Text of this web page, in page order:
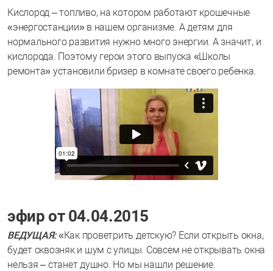
Кислород – топливо, на котором работают крошечные
«энергостанции» в нашем организме. А детям для
нормального развития нужно много энергии. А значит, и
кислорода. Поэтому герои этого выпуска «Школы
ремонта» установили бризер в комнате своего ребенка.
эфир от 04.04.2015
ВЕДУЩАЯ: «Как проветрить детскую? Если открыть окна,
будет сквозняк и шум с улицы. Совсем не открывать окна
нельзя – станет душно. Но мы нашли решение.